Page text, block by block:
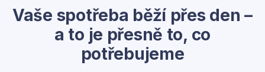
Vaše spotřeba běží přes den –
a to je přesně to, co
potřebujeme